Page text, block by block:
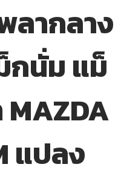
ลากลาง
กนั่ม แม็
แปลง